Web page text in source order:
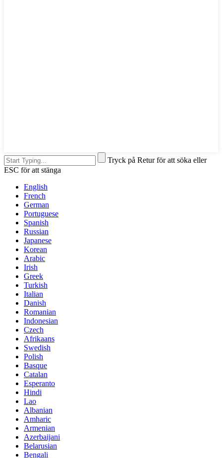
Tryck på Retur för att söka eller
ESC för att stänga
English
French
German
Portuguese
Spanish
Russian
Japanese
Korean
Arabic
Irish
Greek
Turkish
Italian
Danish
Romanian
Indonesian
Czech
Afrikaans
Swedish
Polish
Basque
Catalan
Esperanto
Hindi
Lao
Albanian
Amharic
Armenian
Azerbaijani
Belarusian
Bengali